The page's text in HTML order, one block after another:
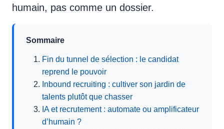
humain, pas comme un dossier.
Sommaire
Fin du tunnel de sélection : le candidat
reprend le pouvoir
Inbound recruiting : cultiver son jardin de
talents plutôt que chasser
IA et recrutement : automate ou amplificateur
d’humain ?